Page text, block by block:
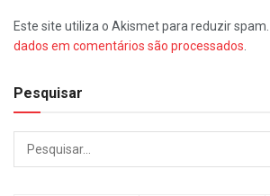
Este site utiliza o Akismet para reduzir spam.
dados em comentários são processados
Pesquisar